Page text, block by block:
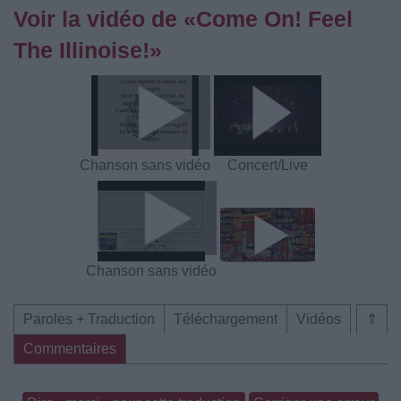
Voir la vidéo de «Come On! Feel
The Illinoise!»
Chanson sans vidéo Concert/Live
Chanson sans vidéo
⇑
Paroles + Traduction Téléchargement
Vidéos
Commentaires